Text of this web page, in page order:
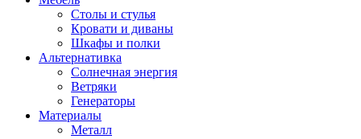
Столы и стулья
Кровати и диваны
Шкафы и полки
Альтернативка
Солнечная энергия
Ветряки
Генераторы
Материалы
Металл